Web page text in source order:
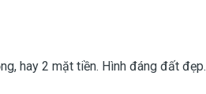
hay 2 mặt tiền. Hình đáng đất đẹp.